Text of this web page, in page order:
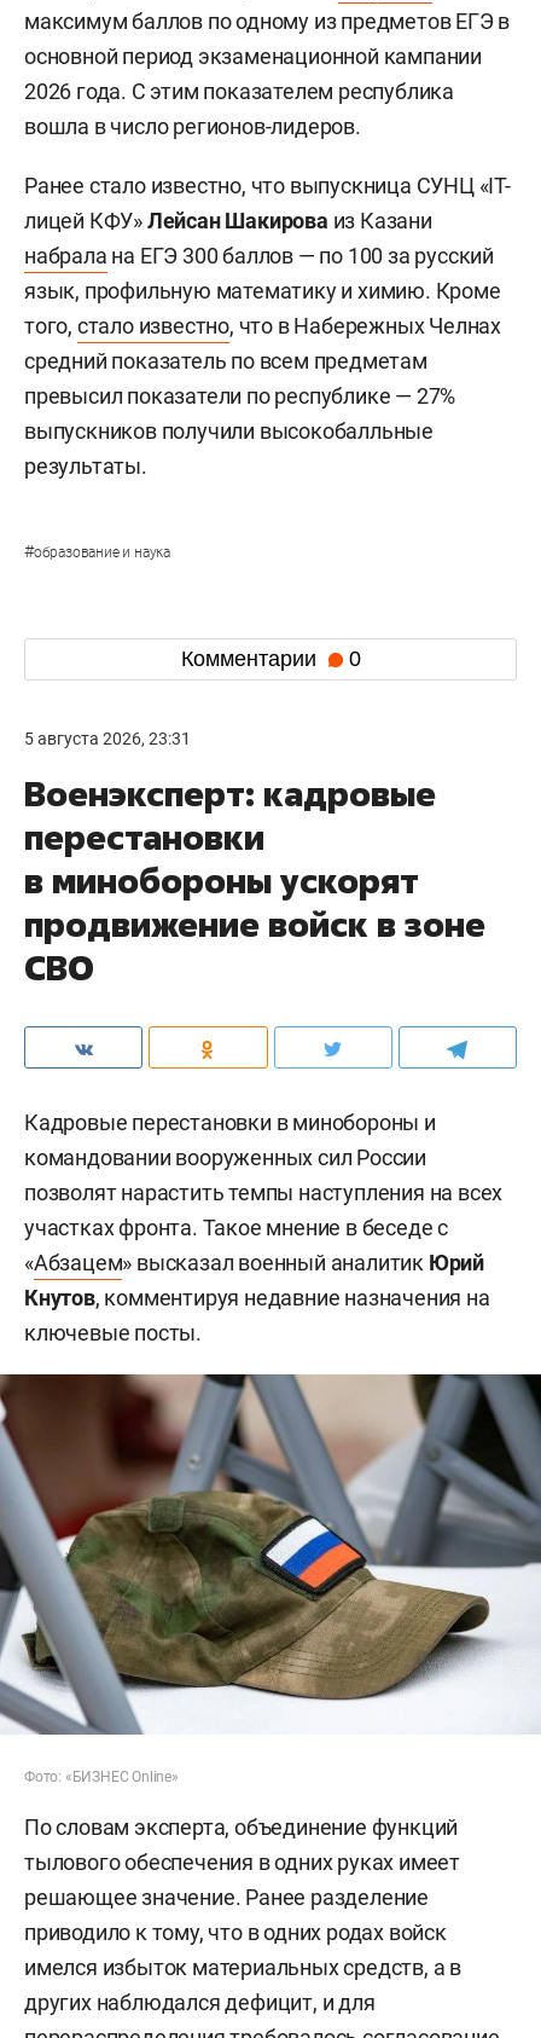
максимум баллов по одному из предметов ЕГЭ в
основной период экзаменационной кампании
2026 года. С этим показателем республика
вошла в число регионов-лидеров.
Ранее стало известно, что выпускница СУНЦ «IT-
лицей КФУ»Лейсан Шакирова из Казани
набрала на ЕГЭ 300 баллов — по 100 за русский
язык, профильную математику и химию. Кроме
того, стало известно, что в Набережных Челнах
средний показатель по всем предметам
превысил показатели по республике — 27%
выпускников получили высокобалльные
результаты.
#образование и наука
Комментарии 0
5 августа 2026, 23:31
Военэксперт: кадровые
перестановки
в минобороны ускорят
продвижение войск в зоне
СВО
Кадровые перестановки в минобороны и
командовании вооруженных сил России
позволят нарастить темпы наступления на всех
участках фронта. Такое мнение в беседе с
«Абзацем» высказал военный аналитик Юрий
Кнутов, комментируя недавние назначения на
ключевые посты.
Фото: «БИЗНЕС Online»
По словам эксперта, объединение функций
тылового обеспечения в одних руках имеет
решающее значение. Ранее разделение
приводило к тому, что в одних родах войск
имелся избыток материальных средств, а в
других наблюдался дефицит, и для